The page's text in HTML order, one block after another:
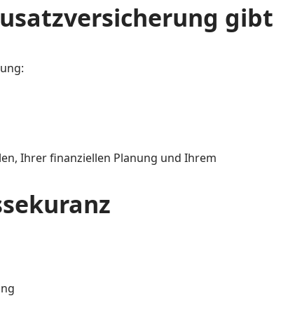
gibt
Ihrer finanziellen Planung und Ihrem